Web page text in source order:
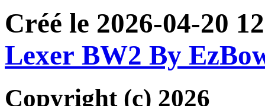
Créé le 2026-04-20
Lexer BW2 By
Copyright (c) 2026